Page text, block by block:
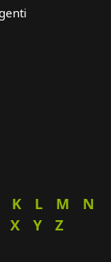
K L M
N
X Y Z